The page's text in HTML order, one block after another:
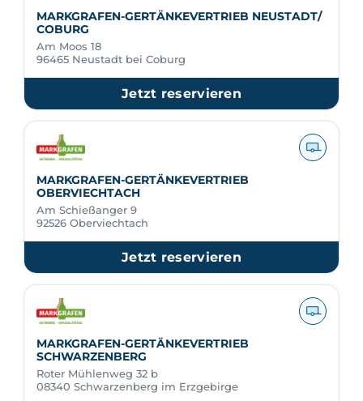
MARKGRAFEN-GERTÄNKEVERTRIEB NEUSTADT/
COBURG
Am Moos 18
96465 Neustadt bei Coburg
Jetzt reservieren
MARKGRAFEN-GERTÄNKEVERTRIEB
OBERVIECHTACH
Am Schießanger 9
92526 Oberviechtach
Jetzt reservieren
MARKGRAFEN-GERTÄNKEVERTRIEB
SCHWARZENBERG
Roter Mühlenweg 32 b
08340 Schwarzenberg im Erzgebirge